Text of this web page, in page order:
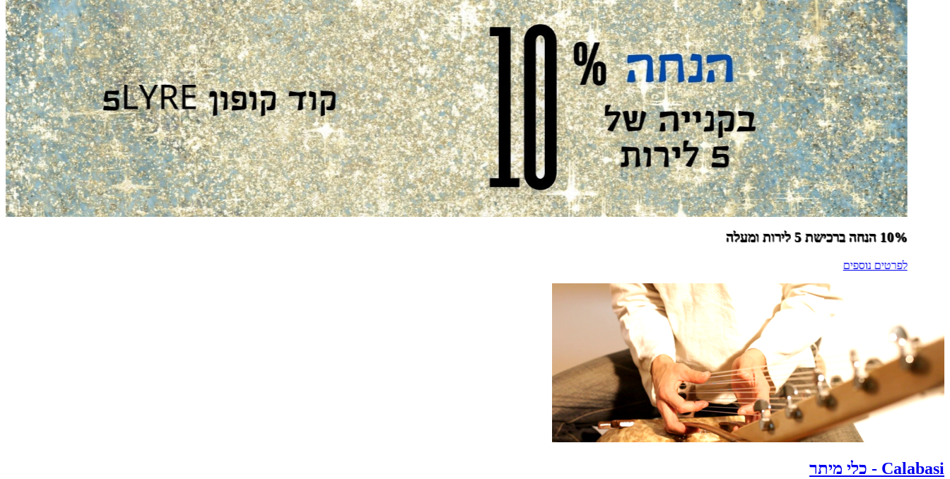
לפרטים נוספים
Calabasi - כלי מיתר